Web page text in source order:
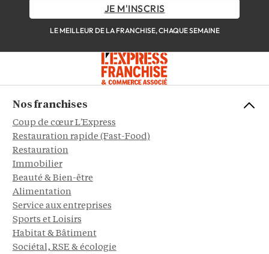
JE M'INSCRIS
LE MEILLEUR DE LA FRANCHISE, CHAQUE SEMAINE
Nos franchises
Coup de cœur L'Express
Restauration rapide (Fast-Food)
Restauration
Immobilier
Beauté & Bien-être
Alimentation
Service aux entreprises
Sports et Loisirs
Habitat & Bâtiment
Sociétal, RSE & écologie